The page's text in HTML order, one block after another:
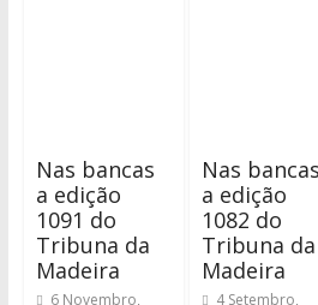
Nas bancas
a edição
1091 do
Tribuna da
Madeira
6 Novembro,
Nas bancas
a edição
1082 do
Tribuna da
Madeira
4 Setembro,